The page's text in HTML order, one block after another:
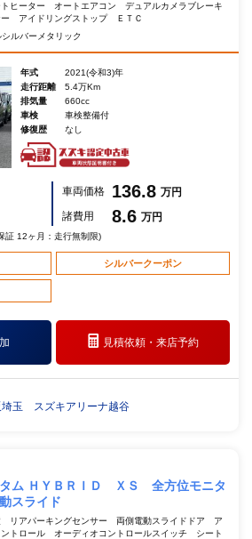
ヒーター オートエアコン デュアルカメラブレーキ
アイドリングストップ ＥＴＣ
ルバーメタリック
年式
2021(令和3)年
走行距離
5.4万Km
排気量
660cc
車検
車検整備付
修復歴
なし
車両価格 136.8 万円
諸費用
8.6 万円
証 12ヶ月：走行無制限)
シルバークーポン
見積依頼・来店予約
埼玉 スズキアリーナ越谷
タム ＨＹＢＲＩＤ ＸＳ 全方位モニタ
スライド
リアパーキングセンサー 両側電動スライドドア ア
ントロール オーディオコントロールスイッチ シート